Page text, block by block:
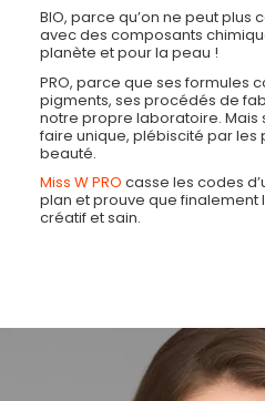
BIO, parce qu’on ne peut
avec des composants
planète et pour la peau !
PRO, parce que ses formules
pigments, ses procédés de
notre propre laboratoire. Mais
faire unique, plébiscité par les
beauté.
Miss W PRO casse les codes
plan et prouve que finalement
créatif et sain.